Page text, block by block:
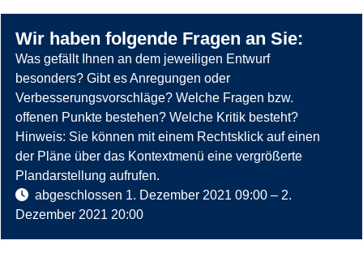
Wir haben folgende Fragen an Sie:
Was gefällt Ihnen an dem jeweiligen Entwurf
besonders? Gibt es Anregungen oder
Verbesserungsvorschläge? Welche Fragen bzw.
offenen Punkte bestehen? Welche Kritik besteht?
Hinweis: Sie können mit einem Rechtsklick auf einen
der Pläne über das Kontextmenü eine vergrößerte
Plandarstellung aufrufen.
abgeschlossen 1. Dezember 2021 09:00 – 2.
Dezember 2021 20:00